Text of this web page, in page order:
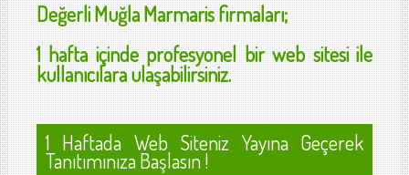
DeğerliMuğla Marmarisfirmaları;
1 hafta içinde profesyonel bir web sitesi ile
kullanıcılara ulaşabilirsiniz.
1 Haftada Web Siteniz Yayına Geçerek
Tanıtımınıza Başlasın !